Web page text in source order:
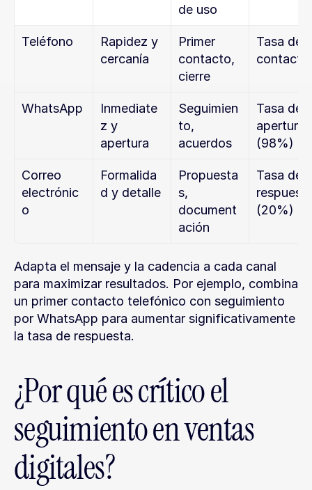
de uso
Teléfono
Rapidez y
cercanía
Primer
contacto,
cierre
Tasa de
contacto
WhatsApp
Inmediate
z y
apertura
Seguimien
to,
acuerdos
Tasa de
apertura
(98%)
Correo
electrónic
o
Formalida
d y detalle
Propuesta
s,
document
ación
Tasa de
(20%)
Adapta el mensaje y la cadencia a cada canal
para maximizar resultados. Por ejemplo, combina
un primer contacto telefónico con seguimiento
por WhatsApp para aumentar significativamente
la tasa de respuesta.
¿Por qué es crítico el
seguimiento en ventas
digitales?